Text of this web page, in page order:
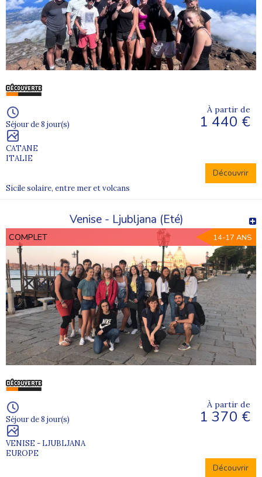
Séjour de 8 jour(s)
CATANE
ITALIE
À partir de
1 440 €
Découvrir
Sicile solaire, entre mer et volcans
Venise - Ljubljana (Eté)
COMPLET 14-17 ANS
Séjour de 8 jour(s)
VENISE - LJUBLJANA
EUROPE
À partir de
1 370 €
Découvrir